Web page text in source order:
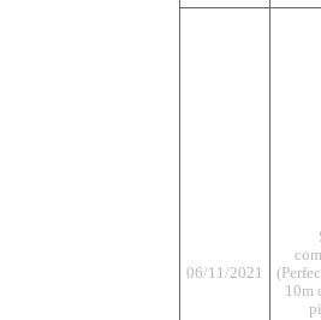
06/11/2021
10m